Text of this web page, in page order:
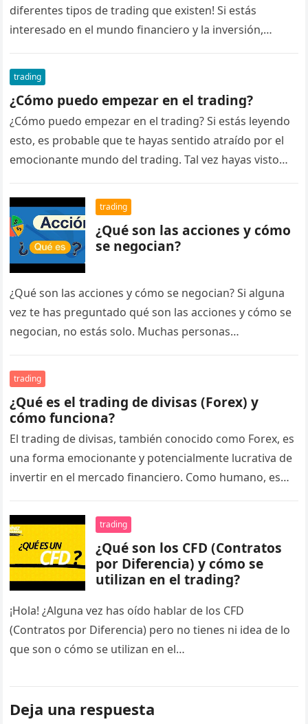
diferentes tipos de trading que existen! Si estás
interesado en el mundo financiero y la inversión,
trading
¿Cómo puedo empezar en el trading?
¿Cómo puedo empezar en el trading? Si estás leyendo
esto, es probable que te hayas sentido atraído por el
emocionante mundo del trading. Tal vez hayas visto…
trading
¿Qué son las acciones y cómo
se negocian?
¿Qué son las acciones y cómo se negocian? Si alguna
vez te has preguntado qué son las acciones y cómo se
negocian, no estás solo. Muchas personas…
trading
¿Qué es el trading de divisas (Forex) y
cómo funciona?
El trading de divisas, también conocido como Forex, es
una forma emocionante y potencialmente lucrativa de
invertir en el mercado financiero. Como humano, es
trading
¿Qué son los CFD (Contratos
por Diferencia) y cómo se
utilizan en el trading?
¡Hola! ¿Alguna vez has oído hablar de los CFD
(Contratos por Diferencia) pero no tienes ni idea de lo
que son o cómo se utilizan en el…
Deja una respuesta